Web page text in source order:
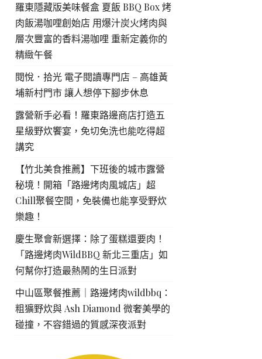
羅東隱藏版美味餐盒 夏飯 BBQ Box 烤
肉飯湯咖哩創始店 用爆汁炭火烤肉與
層次豐富的香料湯咖哩 重新定義你的
精緻午餐
閱悅．拾光 電子閱讀專門店 – 高雄黃
埔新村門市 讓人想停下腳步休息
露營新手必看！羅東路邊商店打造五
星級野炊饗宴，免切免洗也能吃得超
講究
【竹北美食推薦】下班後的城市露營
秘境！開箱「路邊烤肉風城店」超
Chill聚餐空間，免裝備也能享受野炊
樂趣！
慶生聚會新選擇：除了蛋糕還要肉！
「路邊烤肉WildBBQ 新北三重店」如
何幫你打造最熱鬧的生日派對
中山區聚餐推薦｜路邊烤肉wildbbq：
粗獷野炊與 Ash Diamond 微奢美學的
碰撞，不容錯過的質感深夜派對